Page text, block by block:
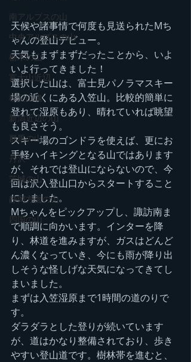
南アルプスの山
中央アルプスの山
栃木の山
富士山近辺
秩父山塊
新潟近辺の山
群馬の山
丹沢
茨城の山
静岡方面の山
四国の山
天候や諸事情で何度も見送られたMち
ゃんの登山デビュー。
天気もまずまずだったことから、いよ
いよ行ってきました！
選択した山は、富士見パノラマスキー
場の近くにある入笠山。比較的簡単に
登れて湿原もあり、晴れていれば眺望
も良さそう。
スキー場のゴンドラを使えば、更にお
手軽ハイキングとなる山ではあります
が、それでは登山にならないので、今
回は沢入登山口からスタートすること
にしました。
Mちゃんをピックアップし、諏訪南ま
で順調に向かいます。インターを降
り、林道を進みますが、ガスはどんど
ん濃くなっていき、今にも雨が降り出
しそうな怪しげな天気になってきてし
まいました。
まずは入笠湿原まで1時間の道のりで
す。
ダラダラとした登りが続いています
が、道はかなり整備されており、歩き
やすい登山道です。樹林帯を進むと、